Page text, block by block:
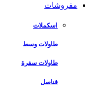
مفروشات
اسكملات
طاولات وسط
طاولات سفرة
قناصل